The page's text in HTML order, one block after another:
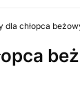
dla chłopca